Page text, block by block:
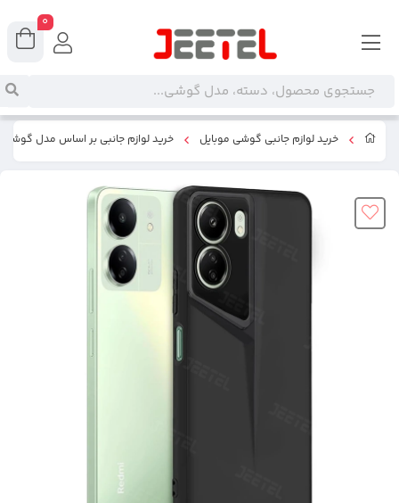
خرید لوازم جانبی گوشی موبایل خرید لوازم جانبی بر اساس مدل گوشی
0